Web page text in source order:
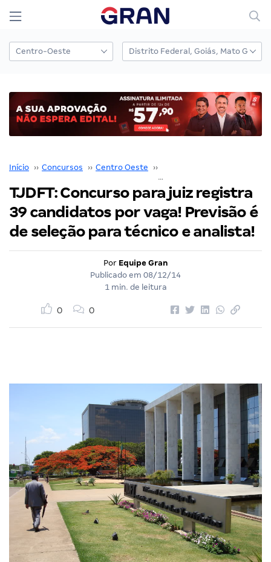
Início ›› Concursos ›› Centro Oeste ››
TJDFT: Concurso para juiz registra
39 candidatos por vaga! Previsão é
de seleção para técnico e analista!
Por Equipe Gran
Publicado em 08/12/14
1 min. de leitura
0 0